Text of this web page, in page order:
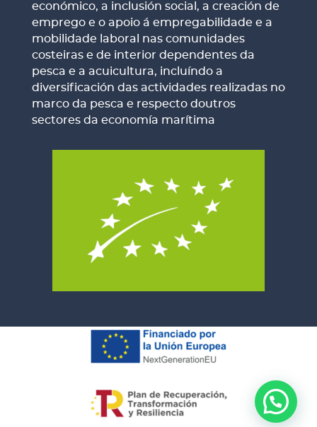
económico, a inclusión social, a creación de
emprego e o apoio á empregabilidade e a
mobilidade laboral nas comunidades
costeiras e de interior dependentes da
pesca e a acuicultura, incluíndo a
diversificación das actividades realizadas no
marco da pesca e respecto doutros
sectores da economía marítima